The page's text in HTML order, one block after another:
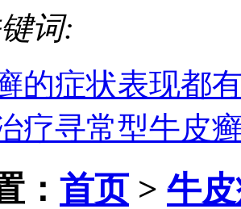
词:
的症状表现都
疗寻常型牛皮
： 首页> 牛